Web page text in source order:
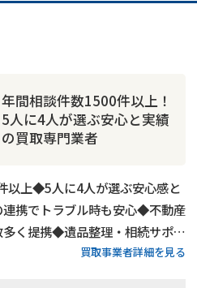
年間相談件数1500件以上！
5人に4人が選ぶ安心と実績
の買取専門業者
以上◆5人に4人が選ぶ安心感と
携でトラブル時も安心◆不動産
く提携◆遺品整理・相続サポー
時間相談受付中買取事業者詳細を見る